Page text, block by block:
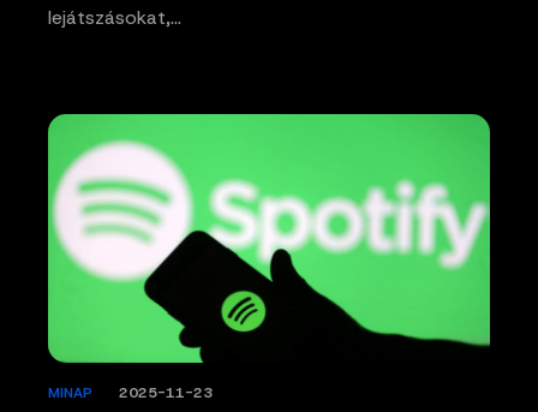
lejátszásokat,…
MINAP 2025-11-23